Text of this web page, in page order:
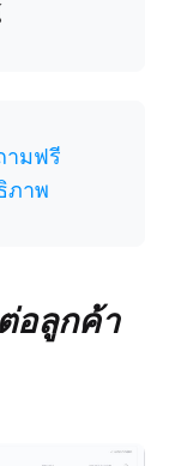
ามฟรี
ภาพ
อลูกค้า